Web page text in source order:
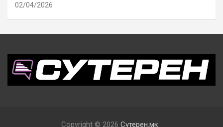
02/04/2026
Copyright © 2026 Сутерен.мк